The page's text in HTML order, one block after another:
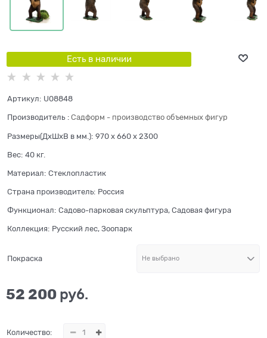
Есть в наличии
Артикул: U08848
Производитель : Садформ - производство объемных фигур
Размеры(ДхШхВ в мм.): 970 x 660 x 2300
Вес: 40 кг.
Материал: Стеклопластик
Страна производитель: Россия
Функционал: Садово-парковая скульптура, Садовая фигура
Коллекция: Русский лес, Зоопарк
Покраска
52 200 руб.
Количество: